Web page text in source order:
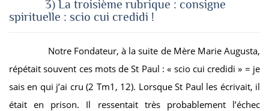
3) La troisième rubrique : consigne
spirituelle : scio cui credidi !
Notre Fondateur, à la suite de Mère Marie Augusta,
répétait souvent ces mots de St Paul : « scio cui credidi » = je
sais en qui j’ai cru (2 Tm1, 12). Lorsque St Paul les écrivait, il
était en prison. Il ressentait très probablement l’échec